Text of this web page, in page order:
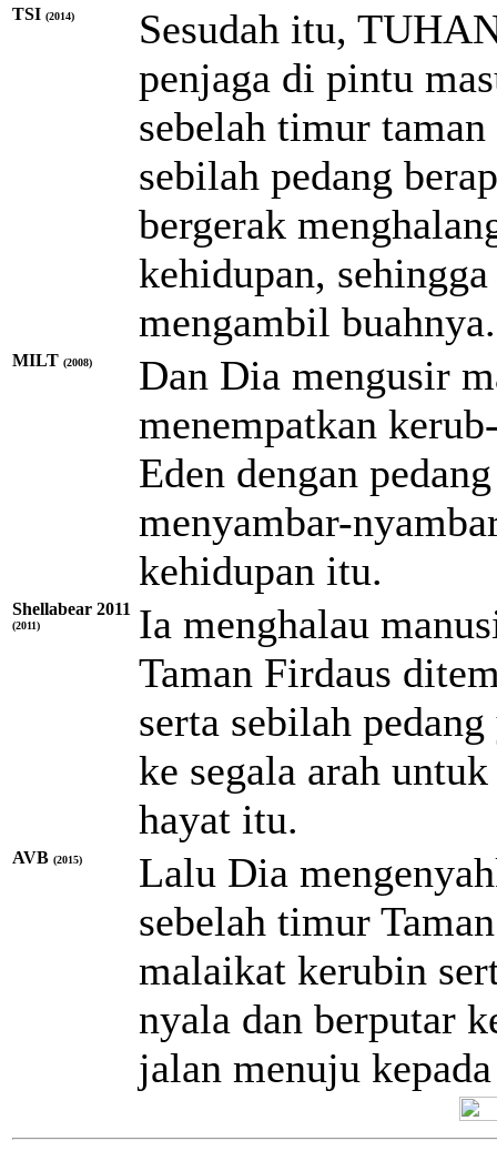
TSI (2014)
Sesudah itu,
penjaga di pintu
sebelah timur
sebilah pedang
bergerak
kehidupan,
mengambil buahnya.
MILT (2008)
Dan Dia mengusir
menempatkan
Eden dengan
menyambar-
kehidupan itu.
Shellabear 2011
(2011)
Ia menghalau
Taman Firdaus
serta sebilah
ke segala arah
hayat itu.
AVB (2015)
Lalu Dia
sebelah timur
malaikat kerubin
nyala dan berputar
jalan menuju